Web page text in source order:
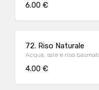
6.00 €
72. Riso Naturale
Acqua, sale e riso basmati
4.00 €